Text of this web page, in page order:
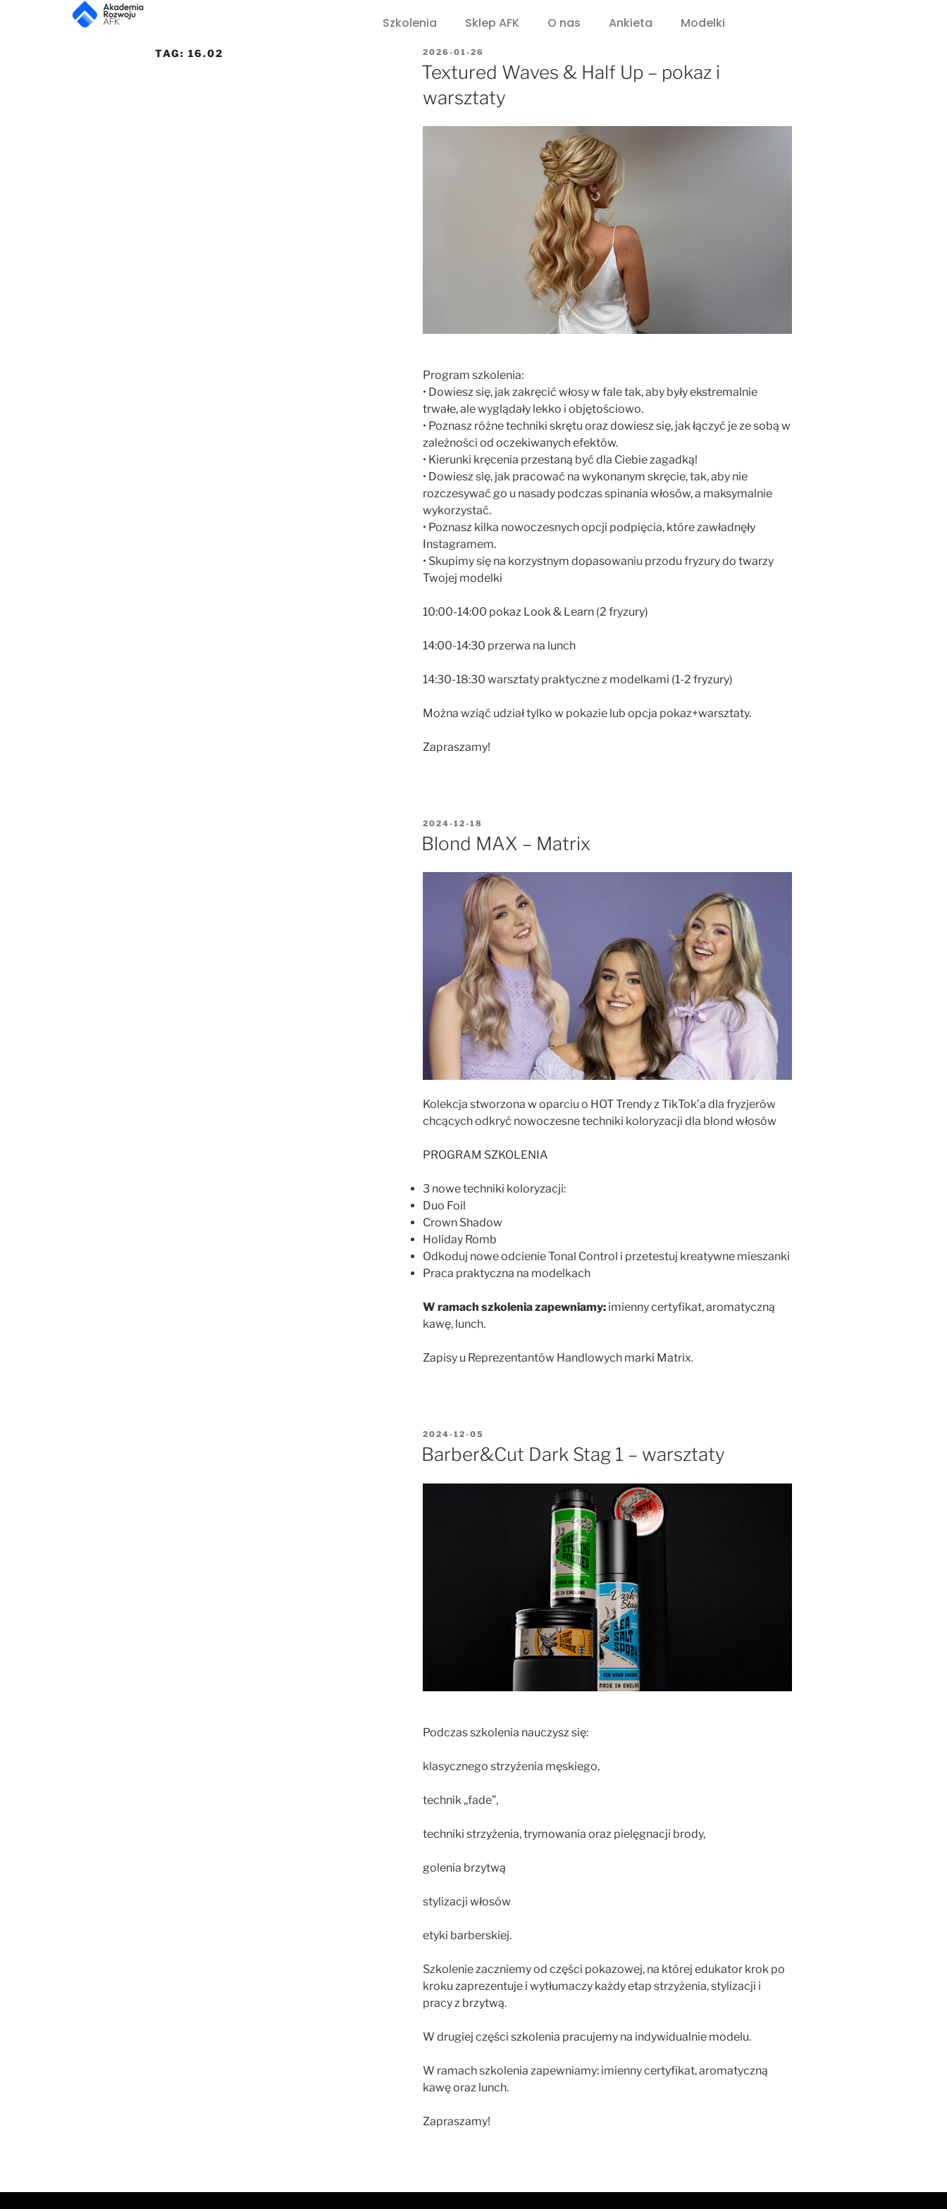
Szkolenia Sklep AFK O nas Ankieta Modelki
TAG: 16.02 2026-01-26
Textured Waves & Half Up – pokaz i
warsztaty
Program szkolenia:
• Dowiesz się, jak zakręcić włosy w fale tak, aby były ekstremalnie
trwałe, ale wyglądały lekko i objętościowo.
• Poznasz różne techniki skrętu oraz dowiesz się, jak łączyć je ze sobą w
zależności od oczekiwanych efektów.
• Kierunki kręcenia przestaną być dla Ciebie zagadką!
• Dowiesz się, jak pracować na wykonanym skręcie, tak, aby nie
rozczesywać go u nasady podczas spinania włosów, a maksymalnie
wykorzystać.
• Poznasz kilka nowoczesnych opcji podpięcia, które zawładnęły
Instagramem.
• Skupimy się na korzystnym dopasowaniu przodu fryzury do twarzy
Twojej modelki
10:00-14:00 pokaz Look & Learn (2 fryzury)
14:00-14:30 przerwa na lunch
14:30-18:30 warsztaty praktyczne z modelkami (1-2 fryzury)
Można wziąć udział tylko w pokazie lub opcja pokaz+warsztaty.
Zapraszamy!
2024-12-18
Blond MAX – Matrix
Kolekcja stworzona w oparciu o HOT Trendy z TikTok’a dla fryzjerów
chcących odkryć nowoczesne techniki koloryzacji dla blond włosów
PROGRAM SZKOLENIA
3 nowe techniki koloryzacji:
Duo Foil
Crown Shadow
Holiday Romb
Odkoduj nowe odcienie Tonal Control i przetestuj kreatywne mieszanki
Praca praktyczna na modelkach
W ramach szkolenia zapewniamy:imienny certyfikat, aromatyczną
kawę, lunch.
Zapisy u Reprezentantów Handlowych marki Matrix.
2024-12-05
Barber&Cut Dark Stag 1 – warsztaty
Podczas szkolenia nauczysz się:
klasycznego strzyżenia męskiego,
technik „fade”,
techniki strzyżenia, trymowania oraz pielęgnacji brody,
golenia brzytwą
stylizacji włosów
etyki barberskiej.
Szkolenie zaczniemy od części pokazowej, na której edukator krok po
kroku zaprezentuje i wytłumaczy każdy etap strzyżenia, stylizacji i
pracy z brzytwą.
W drugiej części szkolenia pracujemy na indywidualnie modelu.
W ramach szkolenia zapewniamy: imienny certyfikat, aromatyczną
kawę oraz lunch.
Zapraszamy!